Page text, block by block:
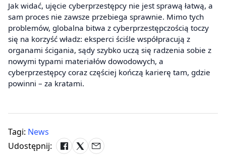
Jak widać, ujęcie cyberprzestępcy nie jest sprawą łatwą, a
sam proces nie zawsze przebiega sprawnie. Mimo tych
problemów, globalna bitwa z cyberprzestępczością toczy
się na korzyść władz: eksperci ściśle współpracują z
organami ścigania, sądy szybko uczą się radzenia sobie z
nowymi typami materiałów dowodowych, a
cyberprzestępcy coraz częściej kończą karierę tam, gdzie
powinni – za kratami.
Tagi: News
Udostępnij: